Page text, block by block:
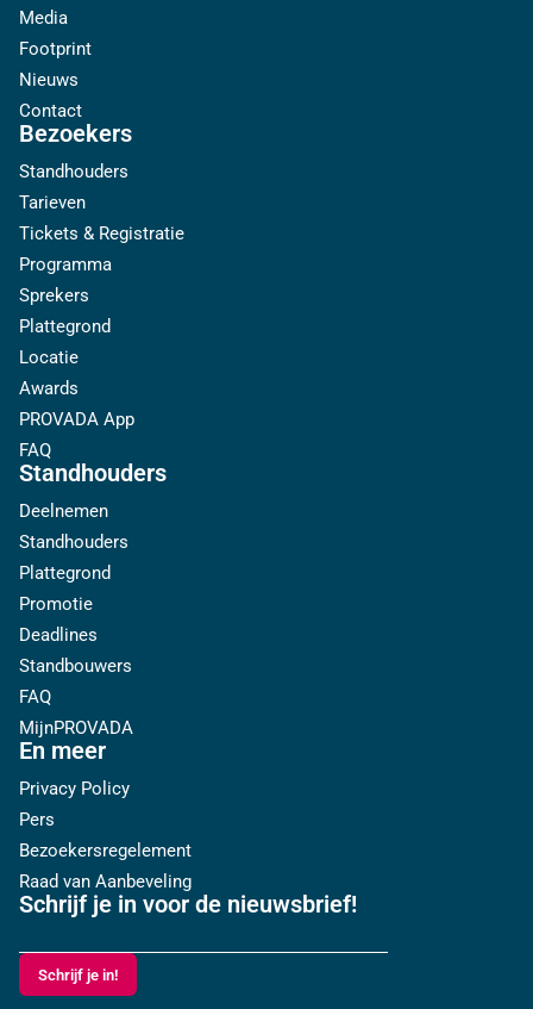
Media
Footprint
Nieuws
Contact
Bezoekers
Standhouders
Tarieven
Tickets & Registratie
Programma
Sprekers
Plattegrond
Locatie
Awards
PROVADA App
FAQ
Standhouders
Deelnemen
Standhouders
Plattegrond
Promotie
Deadlines
Standbouwers
FAQ
MijnPROVADA
En meer
Privacy Policy
Pers
Bezoekersregelement
Raad van Aanbeveling
Schrijf je in voor de nieuwsbrief!
Schrijf je in!